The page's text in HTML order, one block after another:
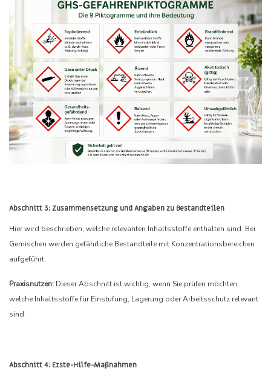
Abschnitt 3: Zusammensetzung und Angaben zu Bestandteilen
Hier wird beschrieben, welche relevanten Inhaltsstoffe enthalten sind. Bei
Gemischen werden gefährliche Bestandteile mit Konzentrationsbereichen
aufgeführt.
Praxisnutzen: Dieser Abschnitt ist wichtig, wenn Sie prüfen möchten,
welche Inhaltsstoffe für Einstufung, Lagerung oder Arbeitsschutz relevant
sind.
Abschnitt 4: Erste-Hilfe-Maßnahmen